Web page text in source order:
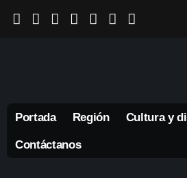
Portada Región Cultura y
Contáctanos